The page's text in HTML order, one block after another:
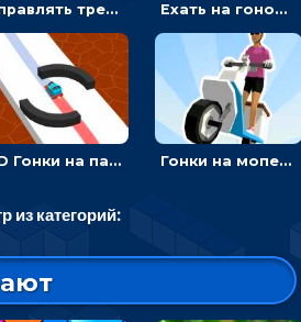
Управлять тремя машинками в разных рядах на трассе - гонки Ехать на гоночной машине, чтобы обходить преграды и собирать звезды - для мальчиков
3D Гонки на паровозике: ехать по линии или обходить преграды Гонки на мопеде с курьером: менять полосы движения, чтобы собирать деньги
из категорий: